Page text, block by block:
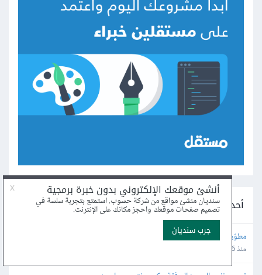
أحدث المشاريع على مستقل
مطوّر مواقع إلكترونية لإضافة أداة تخصيص إلى متجري الإلكتروني
منذ 26 دقيقة